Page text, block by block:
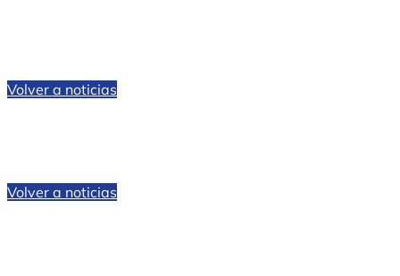
Volver a noticias
Volver a noticias